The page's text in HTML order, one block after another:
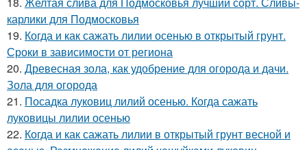
карлики для Подмосковья
19. Когда и как сажать лилии осенью в открытый грунт.
Сроки в зависимости от региона
20. Древесная зола, как удобрение для огорода и дачи.
Зола для огорода
21. Посадка луковиц лилий осенью. Когда сажать
луковицы лилии осенью
22. Когда и как сажать лилии в открытый грунт весной и